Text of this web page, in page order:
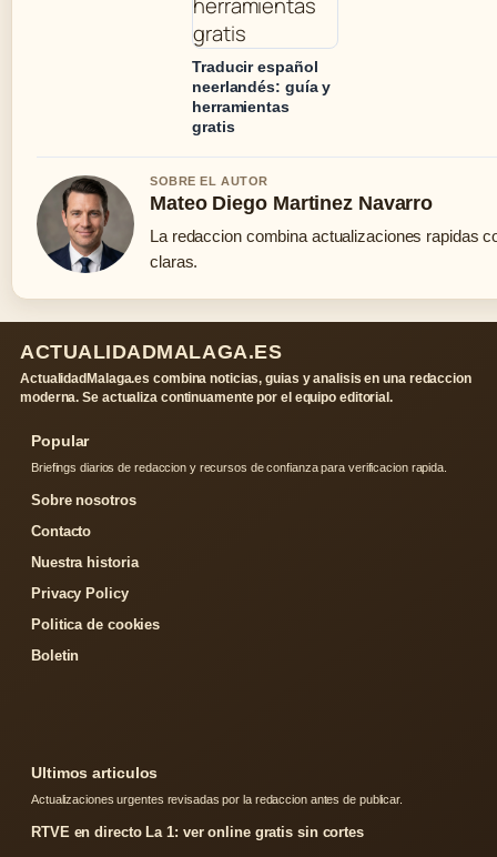
Traducir español
neerlandés: guía y
herramientas
gratis
SOBRE EL AUTOR
Mateo Diego Martinez Navarro
La redaccion combina actualizaciones rapidas
claras.
ACTUALIDADMALAGA.ES
ActualidadMalaga.es combina noticias, guias y analisis en una redaccion
moderna. Se actualiza continuamente por el equipo editorial.
Popular
Briefings diarios de redaccion y recursos de confianza para verificacion rapida.
Sobre nosotros
Contacto
Nuestra historia
Privacy Policy
Politica de cookies
Boletin
Ultimos articulos
Actualizaciones urgentes revisadas por la redaccion antes de publicar.
RTVE en directo La 1: ver online gratis sin cortes